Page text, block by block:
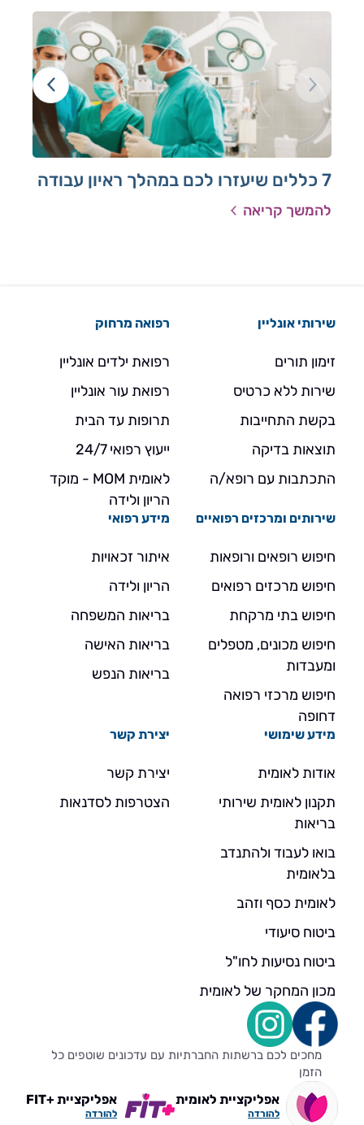
7 כללים שיעזרו לכם במהלך ראיון עבודה
להמשך קריאה
שירותי אונליין
זימון תורים
שירות ללא כרטיס
בקשת התחייבות
תוצאות בדיקה
התכתבות עם רופא/ה
רפואה מרחוק
רפואת ילדים אונליין
רפואת עור אונליין
תרופות עד הבית
ייעוץ רפואי 24/7
לאומית MOM - מוקד
הריון ולידה
שירותים ומרכזים רפואיים
חיפוש רופאים ורופאות
חיפוש מרכזים רפואים
חיפוש בתי מרקחת
חיפוש מכונים, מטפלים
ומעבדות
חיפוש מרכזי רפואה
דחופה
מידע רפואי
איתור זכאויות
הריון ולידה
בריאות המשפחה
בריאות האישה
בריאות הנפש
מידע שימושי
אודות לאומית
תקנון לאומית שירותי
בריאות
בואו לעבוד ולהתנדב
בלאומית
לאומית כסף וזהב
ביטוח סיעודי
ביטוח נסיעות לחו"ל
מכון המחקר של לאומית
יצירת קשר
יצירת קשר
הצטרפות לסדנאות
מחכים לכם ברשתות החברתיות עם עדכונים שוטפים כל
הזמן
אפליקציית לאומית
להורדה
אפליקציית +FIT
להורדה